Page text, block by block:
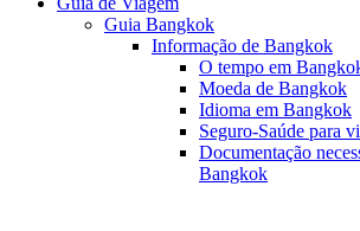
Guia Bangkok
Informação de Bangkok
O tempo em
Moeda de Bangkok
Idioma em Bangkok
Seguro-Saúde para
Documentação
Bangkok